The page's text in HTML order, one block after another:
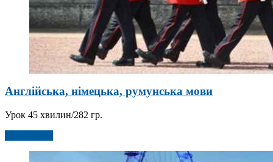
Англійська, німецька, румунська мови
Урок 45 хвилин/282 гр.